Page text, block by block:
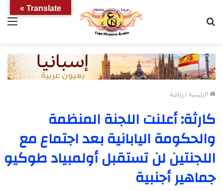
الرئيسية/رياضة
كارثة: أعلنت اللجنة المنظمة
والحكومة اليابانية بعد اجتماع مع
اللجنتين لن تستقبل أولمبياد طوكيو
جماهير أجنبية
Translate »